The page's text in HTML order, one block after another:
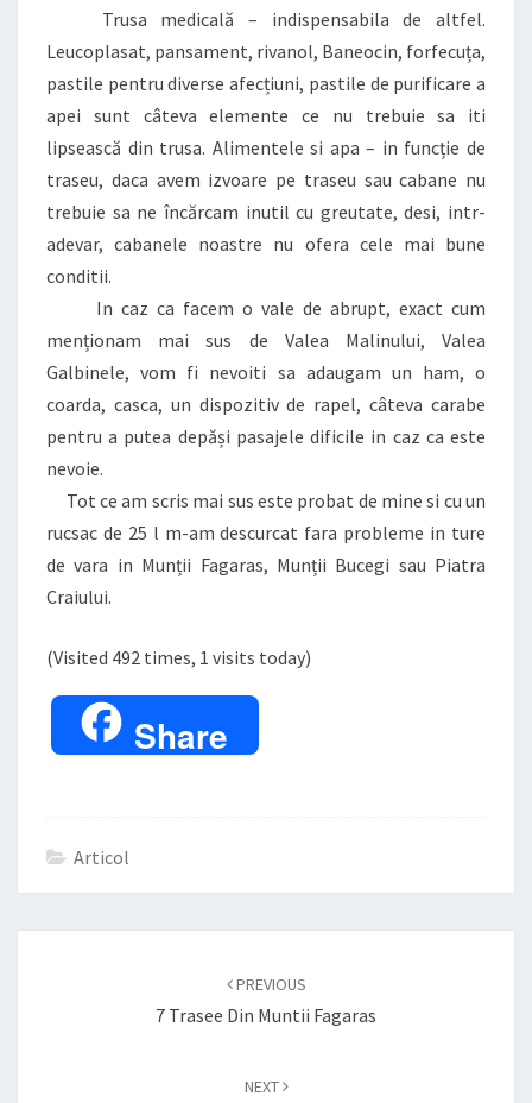
Trusa medicală – indispensabila de altfel.
Leucoplasat, pansament, rivanol, Baneocin, forfecuța,
pastile pentru diverse afecțiuni, pastile de purificare a
apei sunt câteva elemente ce nu trebuie sa iti
lipsească din trusa. Alimentele si apa – in funcție de
traseu, daca avem izvoare pe traseu sau cabane nu
trebuie sa ne încărcam inutil cu greutate, desi, intr-
adevar, cabanele noastre nu ofera cele mai bune
conditii.
In caz ca facem o vale de abrupt, exact cum
menționam mai sus de Valea Malinului, Valea
Galbinele, vom fi nevoiti sa adaugam un ham, o
coarda, casca, un dispozitiv de rapel, câteva carabe
pentru a putea depăși pasajele dificile in caz ca este
nevoie.
Tot ce am scris mai sus este probat de mine si cu un
rucsac de 25 l m-am descurcat fara probleme in ture
de vara in Munții Fagaras, Munții Bucegi sau Piatra
Craiului.
(Visited 492 times, 1 visits today)
Share
Articol
PREVIOUS
7 Trasee Din Muntii Fagaras
NEXT